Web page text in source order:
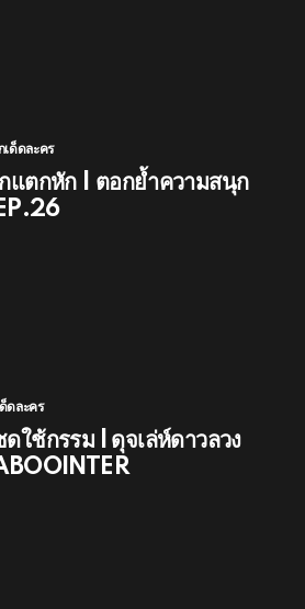
เด็ดละคร
แตกหัก | ตอกย้ำความสนุก
ดละคร
ใช้กรรม l ดุจเล่ห์ดาวลวง